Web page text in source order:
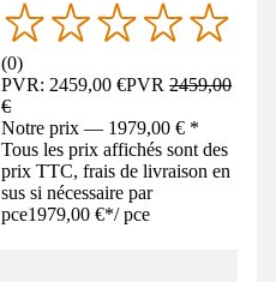
(0)
PVR: 2459,00 €PVR2459,00
€
Notre prix — 1979,00 € *
Tous les prix affichés sont des
prix TTC, frais de livraison en
sus si nécessaire par
pce1979,00 €*/ pce